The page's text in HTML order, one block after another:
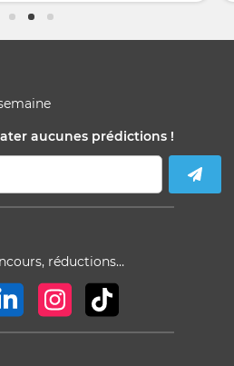
aucunes prédictions !
réductions…